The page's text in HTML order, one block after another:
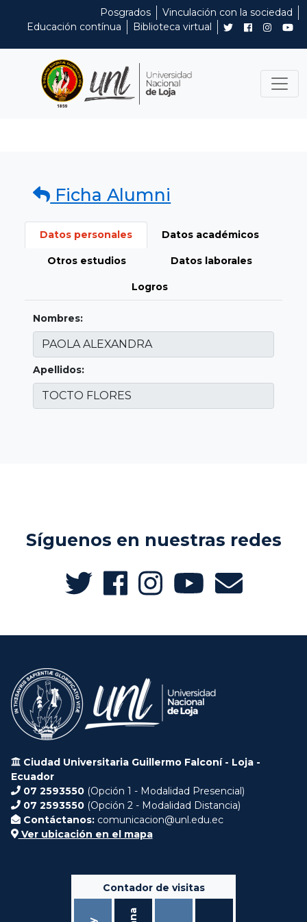
Posgrados
Vinculación con la sociedad
Educación contínua
Biblioteca virtual
Ficha Alumni
Datos personales Datos académicos
Otros estudios Datos laborales
Logros
Nombres:
Apellidos:
Síguenos en nuestras redes
Ciudad Universitaria Guillermo Falconí - Loja -
Ecuador
07 2593550 (Opción 1 - Modalidad Presencial)
07 2593550 (Opción 2 - Modalidad Distancia)
Contáctanos: comunicacion@unl.edu.ec
Ver ubicación en el mapa
Contador de visitas